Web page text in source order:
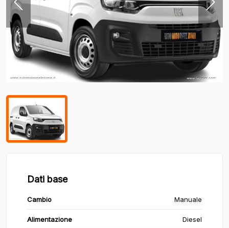
Dati base
Cambio Manuale
Alimentazione Diesel